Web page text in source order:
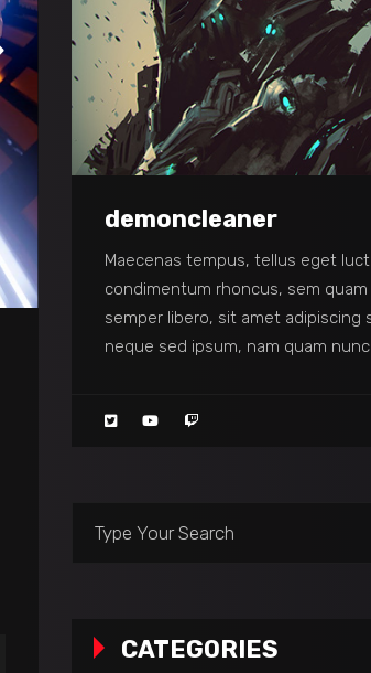
demoncleaner
Maecenas tempus, tellus eget
condimentum rhoncus, sem quam
semper libero, sit amet adipiscing
neque sed ipsum, nam quam nunc.
CATEGORIES